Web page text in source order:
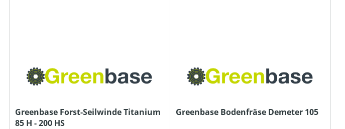
Greenbase Forst-Seilwinde Titanium
85 H - 200 HS
Greenbase Bodenfräse Demeter 105